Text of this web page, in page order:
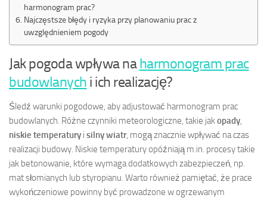
harmonogram prac?
Najczęstsze błędy i ryzyka przy planowaniu prac z
uwzględnieniem pogody
Jak pogoda wpływa naharmonogram prac
budowlanych i ich realizację?
Śledź warunki pogodowe, aby adjustować harmonogram prac
budowlanych. Różne czynniki meteorologiczne, takie jakopady
niskie temperatury i silny wiatr, mogą znacznie wpływać na czas
realizacji budowy. Niskie temperatury opóźniają m.in. procesy takie
jak betonowanie, które wymaga dodatkowych zabezpieczeń, np.
mat słomianych lub styropianu. Warto również pamiętać, że prace
wykończeniowe powinny być prowadzone w ogrzewanym